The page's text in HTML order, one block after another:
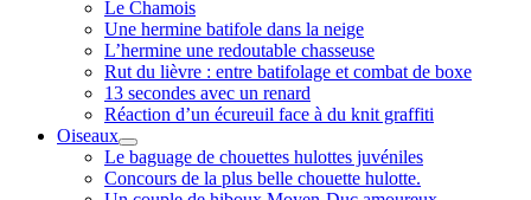
Le Chamois
Une hermine batifole dans la neige
L’hermine une redoutable chasseuse
Rut du lièvre : entre batifolage et combat de boxe
13 secondes avec un renard
Réaction d’un écureuil face à du knit graffiti
Oiseaux
ouvrir
menu
Le baguage de chouettes hulottes juvéniles
Concours de la plus belle chouette hulotte.